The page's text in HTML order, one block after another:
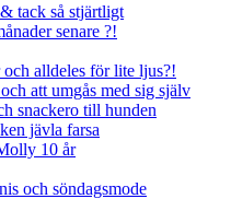
tack så stjärtligt
senare ?!
alldeles för lite ljus?!
att umgås med sig själv
snackero till hunden
jävla farsa
10 år
och söndagsmode